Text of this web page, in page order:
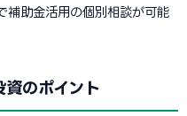
補助金活用の個別相談が可能
のポイント